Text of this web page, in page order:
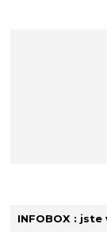
INFOBOX :